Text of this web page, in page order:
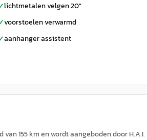
lichtmetalen velgen 20"
voorstoelen verwarmd
aanhanger assistent
155 km en wordt aangeboden door H.A.I.